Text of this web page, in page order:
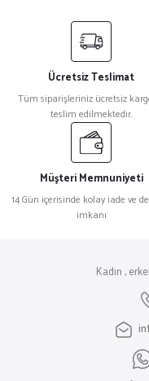
Ücretsiz Teslimat
Tüm siparişleriniz ücretsiz
teslim edilmektedir.
Müşteri Memnuniyeti
14 Gün içerisinde kolay iade ve
imkanı
Kadın ,